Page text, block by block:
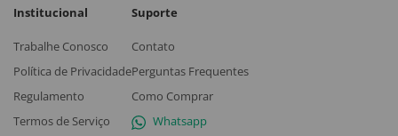
Institucional
Trabalhe Conosco
Política de Privacidade
Regulamento
Termos de Serviço
Suporte
Contato
Perguntas Frequentes
Como Comprar
Whatsapp